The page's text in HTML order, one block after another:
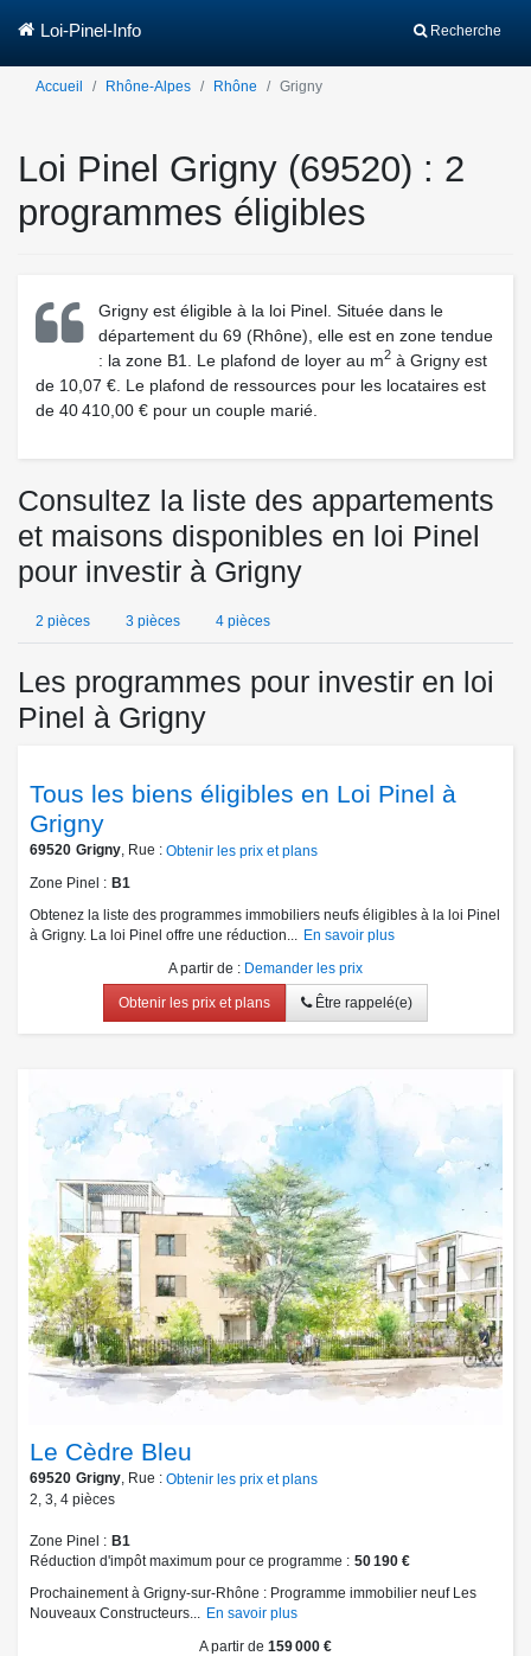
Recherche
Loi-Pinel-Info
Accueil Rhône-Alpes Rhône Grigny
Loi Pinel Grigny (69520) : 2
programmes éligibles
Grigny est éligible à la loi Pinel. Située dans le
département du 69 (Rhône), elle est en zone tendue
: la zone B1. Le plafond de loyer au m2à Grigny est
de 10,07 €. Le plafond de ressources pour les locataires est
de 40 410,00 € pour un couple marié.
Consultez la liste des appartements
et maisons disponibles en loi Pinel
pour investir à Grigny
2 pièces 3 pièces 4 pièces
Les programmes pour investir en loi
Pinel à Grigny
Tous les biens éligibles en Loi Pinel à
Grigny
69520 Grigny , Rue : Obtenir les prix et plans
Zone Pinel
B1
Obtenez la liste des programmes immobiliers neufs éligibles à la loi Pinel
à Grigny. La loi Pinel offre une réduction...
En savoir plus
A partir de : Demander les prix
Obtenir les prix et plans Être rappelé(e)
Le Cèdre Bleu
69520 Grigny , Rue : Obtenir les prix et plans
2 3 4 pièces
Zone Pinel
B1
Réduction d'impôt maximum pour ce programme
50 190 €
Prochainement à Grigny-sur-Rhône : Programme immobilier neuf Les
Nouveaux Constructeurs...
En savoir plus
A partir de 159 000 €